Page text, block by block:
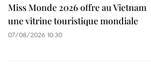
Miss Monde 2026 offre au Vietnam
une vitrine touristique mondiale
07/08/2026 10:30